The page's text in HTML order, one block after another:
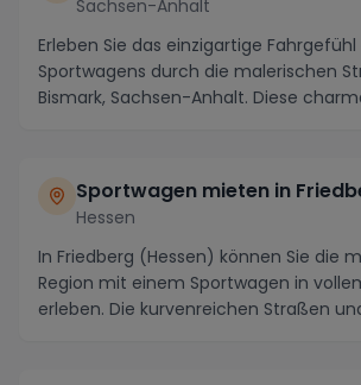
Sachsen-Anhalt
Erleben Sie das einzigartige Fahrgefühl
Sportwagens durch die malerischen
Bismark, Sachsen-Anhalt. Diese
Sportwagen mieten in
Hessen
In Friedberg (Hessen) können Sie die
Region mit einem Sportwagen in
erleben. Die kurvenreichen Straßen